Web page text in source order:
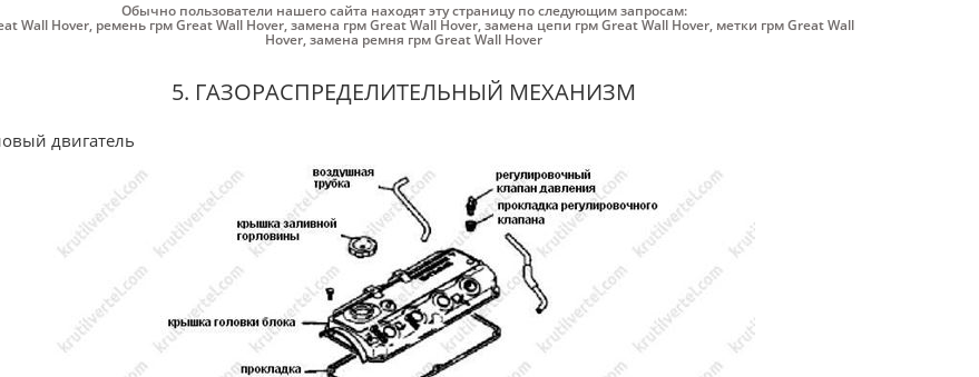
Обычно пользователи нашего сайта находят эту страницу по следующим запросам:
Wall Hover, ремень грм Great Wall Hover,замена грм Great Wall Hover,замена цепи грм Great Wall Hover, метки грм Great Wall
Hover,замена ремня грм Great Wall Hover
5. ГАЗОРАСПРЕДЕЛИТЕЛЬНЫЙ МЕХАНИЗМ
двигатель